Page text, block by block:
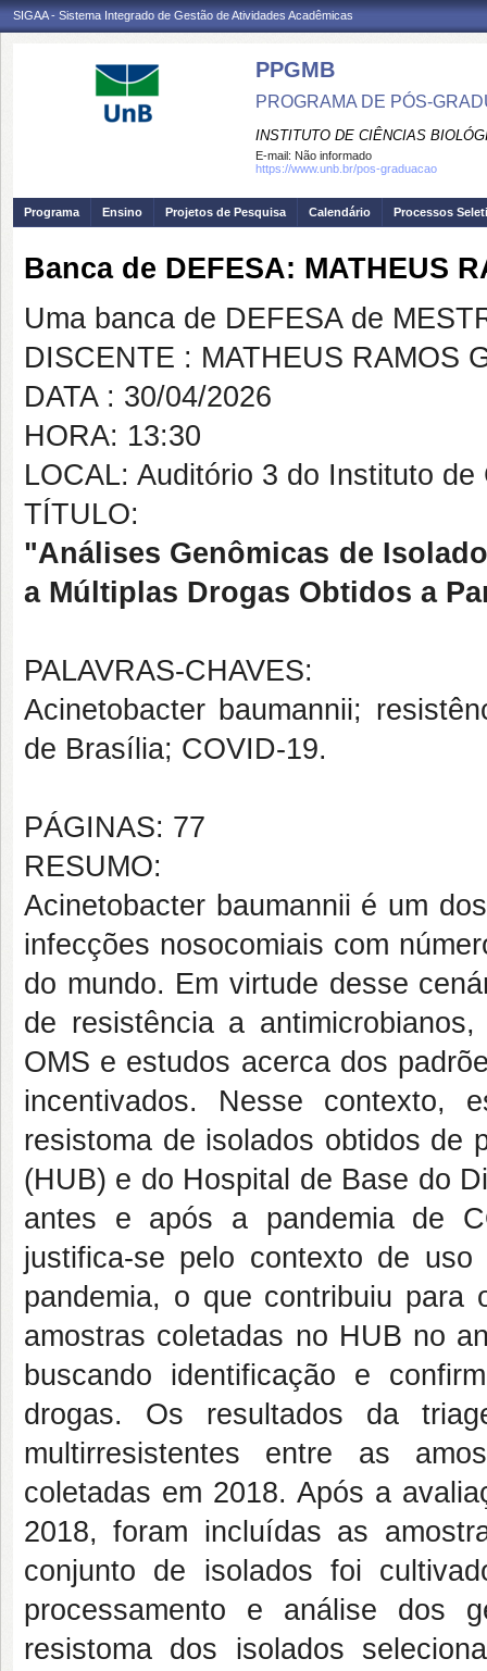
SIGAA - Sistema Integrado de Gestão de Atividades Acadêmicas
PPGMB
PROGRAMA DE PÓS-
INSTITUTO DE CIÊNCIAS
E-mail: Não informado
https://www.unb.br/pos-graduacao
Programa Ensino Projetos de Pesquisa Calendário Processos
Banca de DEFESA: MATHEUS
Uma banca de DEFESA de
DISCENTE : MATHEUS RAMOS
DATA : 30/04/2026
HORA: 13:30
LOCAL: Auditório 3 do Instituto
TÍTULO:
"Análises Genômicas de
a Múltiplas Drogas Obtidos a
PALAVRAS-CHAVES:
Acinetobacter baumannii;
de Brasília; COVID-19.
PÁGINAS: 77
RESUMO:
Acinetobacter baumannii é um
infecções nosocomiais com
do mundo. Em virtude desse
de resistência a
OMS e estudos acerca dos
incentivados. Nesse contexto,
resistoma de isolados obtidos de
(HUB) e do Hospital de Base do
antes e após a pandemia de
justifica-se pelo contexto de uso
pandemia, o que contribuiu para
amostras coletadas no HUB no
buscando identificação e
drogas. Os resultados da
multirresistentes entre as
coletadas em 2018. Após a
2018, foram incluídas as
conjunto de isolados foi
processamento e análise dos
resistoma dos isolados